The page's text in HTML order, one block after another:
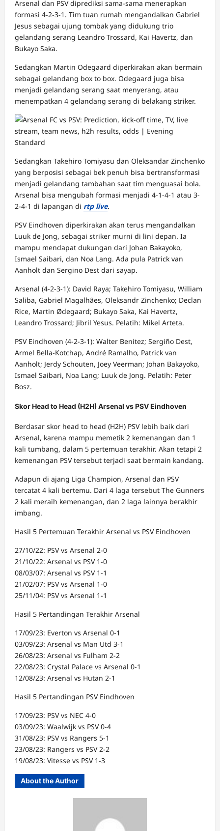
Arsenal dan PSV diprediksi sama-sama menerapkan
formasi 4-2-3-1. Tim tuan rumah mengandalkan Gabriel
Jesus sebagai ujung tombak yang didukung trio
gelandang serang Leandro Trossard, Kai Havertz, dan
Bukayo Saka.
Sedangkan Martin Odegaard diperkirakan akan bermain
sebagai gelandang box to box. Odegaard juga bisa
menjadi gelandang serang saat menyerang, atau
menempatkan 4 gelandang serang di belakang striker.
Sedangkan Takehiro Tomiyasu dan Oleksandar Zinchenko
yang berposisi sebagai bek penuh bisa bertransformasi
menjadi gelandang tambahan saat tim menguasai bola.
Arsenal bisa mengubah formasi menjadi 4-1-4-1 atau 3-
2-4-1 di lapangan di rtp live.
PSV Eindhoven diperkirakan akan terus mengandalkan
Luuk de Jong, sebagai striker murni di lini depan. Ia
mampu mendapat dukungan dari Johan Bakayoko,
Ismael Saibari, dan Noa Lang. Ada pula Patrick van
Aanholt dan Sergino Dest dari sayap.
Arsenal (4-2-3-1): David Raya; Takehiro Tomiyasu, William
Saliba, Gabriel Magalhães, Oleksandr Zinchenko; Declan
Rice, Martin Ødegaard; Bukayo Saka, Kai Havertz,
Leandro Trossard; Jibril Yesus. Pelatih: Mikel Arteta.
PSV Eindhoven (4-2-3-1): Walter Benitez; Sergiño Dest,
Armel Bella-Kotchap, André Ramalho, Patrick van
Aanholt; Jerdy Schouten, Joey Veerman; Johan Bakayoko,
Ismael Saibari, Noa Lang; Luuk de Jong. Pelatih: Peter
Bosz.
Skor Head to Head (H2H) Arsenal vs PSV Eindhoven
Berdasar skor head to head (H2H) PSV lebih baik dari
Arsenal, karena mampu memetik 2 kemenangan dan 1
kali tumbang, dalam 5 pertemuan terakhir. Akan tetapi 2
kemenangan PSV tersebut terjadi saat bermain kandang.
Adapun di ajang Liga Champion, Arsenal dan PSV
tercatat 4 kali bertemu. Dari 4 laga tersebut The Gunners
2 kali meraih kemenangan, dan 2 laga lainnya berakhir
imbang.
Hasil 5 Pertemuan Terakhir Arsenal vs PSV Eindhoven
27/10/22: PSV vs Arsenal 2-0
21/10/22: Arsenal vs PSV 1-0
08/03/07: Arsenal vs PSV 1-1
21/02/07: PSV vs Arsenal 1-0
25/11/04: PSV vs Arsenal 1-1
Hasil 5 Pertandingan Terakhir Arsenal
17/09/23: Everton vs Arsenal 0-1
03/09/23: Arsenal vs Man Utd 3-1
26/08/23: Arsenal vs Fulham 2-2
22/08/23: Crystal Palace vs Arsenal 0-1
12/08/23: Arsenal vs Hutan 2-1
Hasil 5 Pertandingan PSV Eindhoven
17/09/23: PSV vs NEC 4-0
03/09/23: Waalwijk vs PSV 0-4
31/08/23: PSV vs Rangers 5-1
23/08/23: Rangers vs PSV 2-2
19/08/23: Vitesse vs PSV 1-3
About the Author